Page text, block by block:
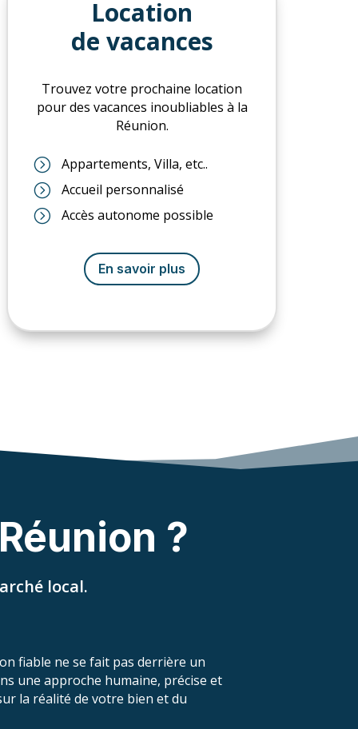
Location
de vacances
Trouvez votre prochaine location
pour des vacances inoubliables à la
Réunion.
=
Appartements, Villa, etc..
=
Accueil personnalisé
=
Accès autonome possible
En savoir plus
?
local.
fiable ne se fait pas derrière un
une approche humaine, précise et
la réalité de votre bien et du